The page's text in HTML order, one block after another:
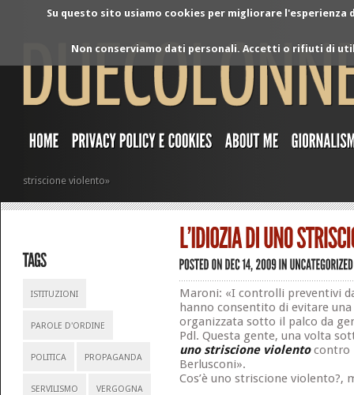
Su questo sito usiamo cookies per migliorare
Non conserviamo dati personali. Accetti o rifiuti di
striscione violento»
ISTITUZIONI
PAROLE D'ORDINE
POLITICA PROPAGANDA
SERVILISMO VERGOGNA
Maroni: «I controlli preventivi
hanno consentito di evitare
organizzata sotto il palco da
Pdl. Questa gente, una volta
uno striscione violentocontro
Berlusconi».
Cos’è uno striscione violento?,